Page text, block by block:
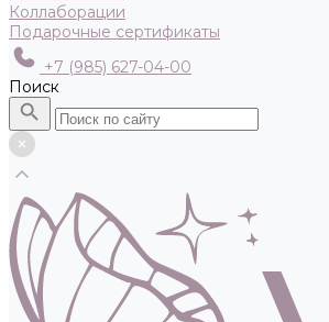
Коллаборации
Подарочные сертификаты
+7 (985) 627-04-00
Поиск